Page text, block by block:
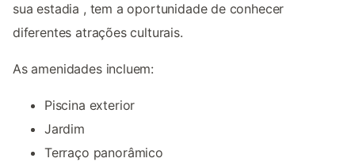
sua estadia , tem a oportunidade de conhecer
diferentes atrações culturais.
As amenidades incluem:
Piscina exterior
Jardim
Terraço panorâmico